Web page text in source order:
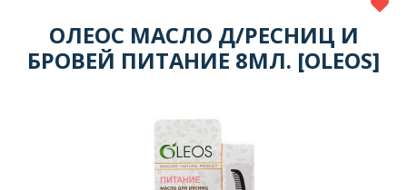
ОЛЕОС МАСЛО Д/РЕСНИЦ И
БРОВЕЙ ПИТАНИЕ 8МЛ. [OLEOS]